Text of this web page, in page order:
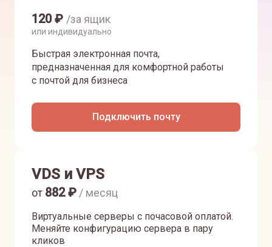
120₽ /за ящик
или индивидуально
Быстрая электронная почта,
предназначенная для комфортной работы
с почтой для бизнеса
Подключить почту
VDS и VPS
Виртуальные серверы с почасовой оплатой.
Меняйте конфигурацию сервера в пару
кликов
от 882₽ / месяц